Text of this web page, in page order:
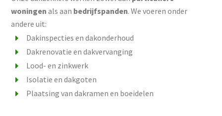
woningen als aan bedrijfspanden. We voeren onder
andere uit:
Dakinspecties en dakonderhoud
Dakrenovatie en dakvervanging
Lood- en zinkwerk
Isolatie en dakgoten
Plaatsing van dakramen en boeidelen